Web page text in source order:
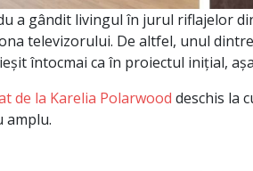
a gândit livingul în jurul riflajelor
televizorului. De altfel, unul
întocmai ca în proiectul inițial,
de la Karelia Polarwood deschis la
amplu.